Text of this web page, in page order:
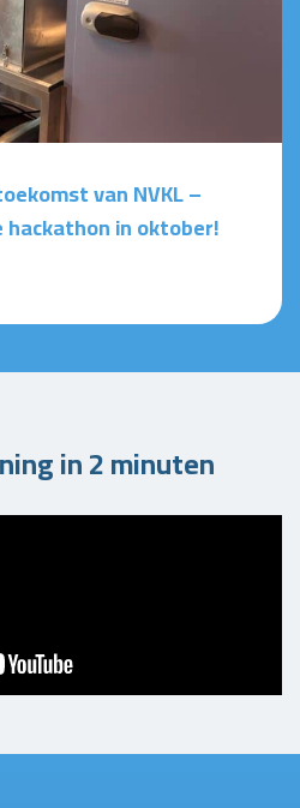
van NVKL –
hackathon in oktober!
in 2 minuten